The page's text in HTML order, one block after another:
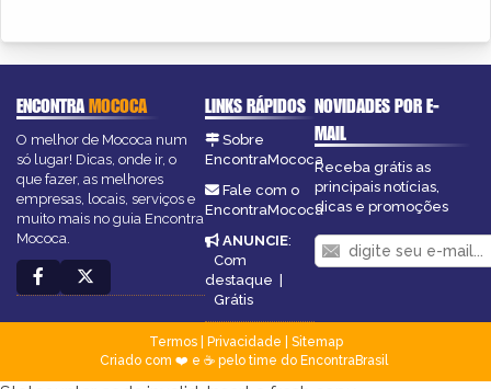
ENCONTRAMOCOCA
O melhor de Mococa num
só lugar! Dicas, onde ir, o
que fazer, as melhores
empresas, locais, serviços e
muito mais no guia Encontra
Mococa.
LINKS RÁPIDOS
Sobre
EncontraMococa
Fale com o
EncontraMococa
ANUNCIE:
Com
destaque |
Grátis
NOVIDADES POR E-
MAIL
Receba grátis as
principais notícias,
dicas e promoções
Termos| Privacidade
Sitemap
Criado com ❤️ e ☕ pelo time do EncontraBrasil